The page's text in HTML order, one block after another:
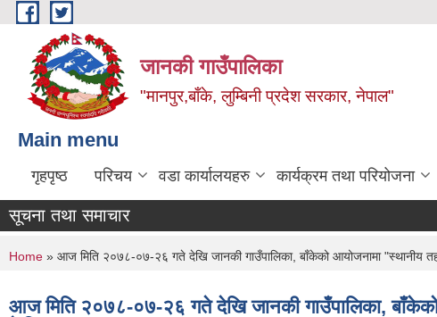
Skip to main content
जानकी गाउँपालिका
"मानपुर,बाँके, लुम्बिनी प्रदेश सरकार, नेपाल"
Main menu
गृहपृष्ठ परिचय वडा कार्यालयहरु कार्यक्रम तथा परियोजना
सूचना तथा समाचार
You are here
Home » आज मिति २०७८-०७-२६ गते देखि जानकी गाउँपालिका, बाँकेको आयोजनामा "स्थानीय
आज मिति २०७८-०७-२६ गते देखि जानकी गाउँपालिका,